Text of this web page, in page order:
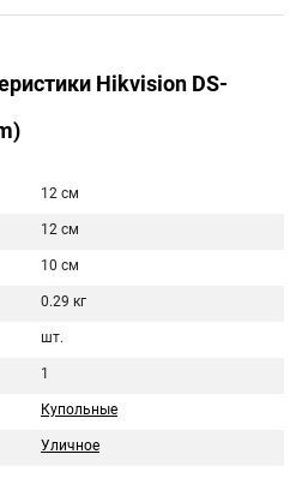
Hikvision DS-
12 см
12 см
10 см
0.29 кг
шт.
1
Купольные
Уличное